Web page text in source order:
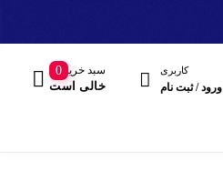
کاربری
ورود / ثبت نام
سبد خرید
خالی است
0